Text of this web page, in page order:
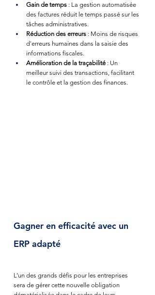
Gain de temps : La gestion automatisée
des factures réduit le temps passé sur les
tâches administratives.
Réduction des erreurs : Moins de risques
d'erreurs humaines dans la saisie des
informations fiscales.
Amélioration de la traçabilité : Un
meilleur suivi des transactions, facilitant
le contrôle et la gestion des finances.
Gagner en efficacité avec un
ERP adapté
L’un des grands défis pour les entreprises
sera de gérer cette nouvelle obligation